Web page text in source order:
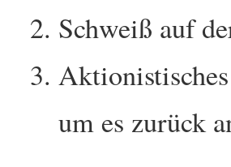
Schweiß auf
um es zurück